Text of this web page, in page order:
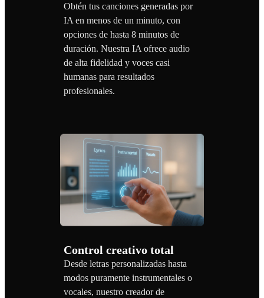
Obtén tus canciones generadas por
IA en menos de un minuto, con
opciones de hasta 8 minutos de
duración. Nuestra IA ofrece audio
de alta fidelidad y voces casi
humanas para resultados
profesionales.
Control creativo total
Desde letras personalizadas hasta
modos puramente instrumentales o
vocales, nuestro creador de